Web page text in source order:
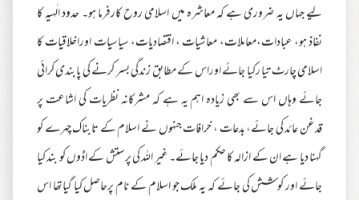
لیے جہاں یہ ضروری ہے کہ معاشرہ میں اسلامی روح کارفرما ہو۔ حدود الٰہیہ کا
نفاذ ہو، عبادات،معاملات، معاشیات ، اقتصادیات، سیاسیات اوراخلاقیات کا
اسلامی چارٹ تیا رکیا جائے اوراس کے مطابق زندگی بسر کرنے کی پابندی کرائی
جائے وہاں اس سے بھی زیادہ اہم یہ ہے کہ مشرکانہ نظریات کی اشاعت پر
قدغن عائد کی جائے، بدعات ، خرافات جنہوں نے اسلام کے تابناک چہرے کو
گہنا دیا ہے ان کے ازالہ کا حکم دیا جائے۔ غیر اللہ کی پرستش کے اڈوں کو بند کیا
جائے اور کوشش کی جائے کہ یہ ملک جو اسلام کے نام پرحاصل کیا گیاتھا اس